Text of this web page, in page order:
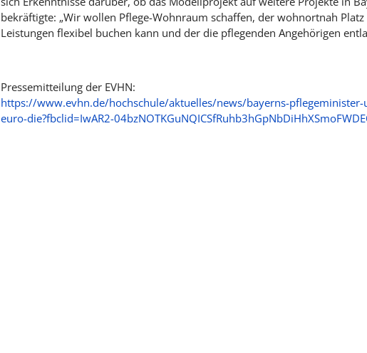
bekräftigte: „Wir wollen Pflege-Wohnraum schaffen, der wohnortnah
Leistungen flexibel buchen kann und der die pflegenden Angehörigen
Pressemitteilung der EVHN:
https://www.evhn.de/hochschule/aktuelles/news/bayerns-
euro-die?fbclid=IwAR2-